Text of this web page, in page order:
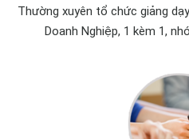
Thường xuyên tổ chức giảng
Doanh Nghiệp, 1 kèm 1,